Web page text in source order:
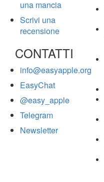
una mancia
Scrivi una
recensione
CONTATTI
info@easyapple.org
EasyChat
@easy_apple
Telegram
Newsletter